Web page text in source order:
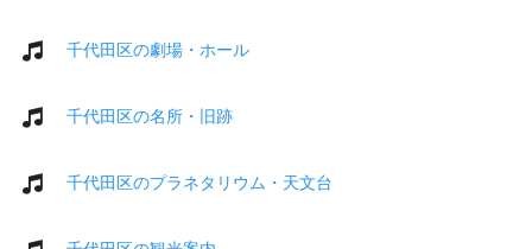
千代田区の劇場・ホール
千代田区の名所・旧跡
千代田区のプラネタリウム・天文台